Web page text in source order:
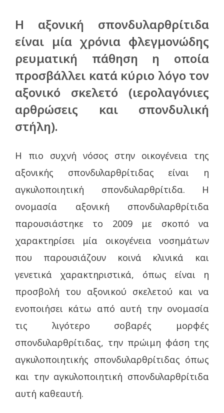
Η αξονική σπονδυλαρθρίτιδα
είναι μία χρόνια φλεγμονώδης
ρευματική πάθηση η οποία
προσβάλλει κατά κύριο λόγο τον
αξονικό σκελετό (ιερολαγόνιες
αρθρώσεις και σπονδυλική
στήλη).
Η πιο συχνή νόσος στην οικογένεια της
αξονικής σπονδυλαρθρίτιδας είναι η
αγκυλοποιητική σπονδυλαρθρίτιδα. H
ονομασία αξονική σπονδυλαρθρίτιδα
παρουσιάστηκε το 2009 με σκοπό να
χαρακτηρίσει μία οικογένεια νοσημάτων
που παρουσιάζουν κοινά κλινικά και
γενετικά χαρακτηριστικά, όπως είναι η
προσβολή του αξονικού σκελετού και να
ενοποιήσει κάτω από αυτή την ονομασία
τις λιγότερο σοβαρές μορφές
σπονδυλαρθρίτιδας, την πρώιμη φάση της
αγκυλοποιητικής σπονδυλαρθρίτιδας όπως
και την αγκυλοποιητική σπονδυλαρθρίτιδα
αυτή καθεαυτή.